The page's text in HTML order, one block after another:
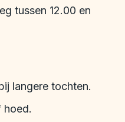
tussen 12.00 en
langere tochten.
hoed.